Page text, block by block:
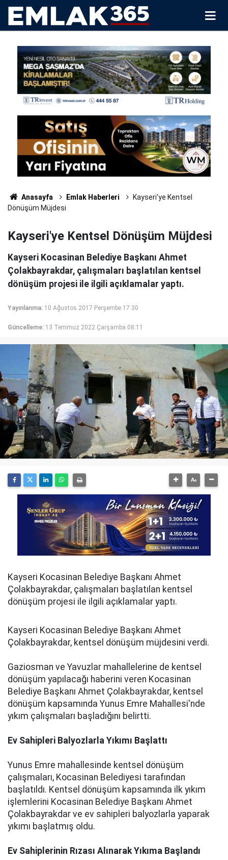
Anasayfa Emlak Haberleri
Kayseri'ye Kentsel
Dönüşüm Müjdesi
Kayseri'ye Kentsel Dönüşüm Müjdesi
Kayseri Kocasinan Belediye Başkanı Ahmet
Çolakbayrakdar, çalışmaları başlatılan kentsel
dönüşüm projesi ile ilgili açıklamalar yaptı.
Yayınlanma: 10 Ağustos 2017 Perşembe 17:30
Güncelleme: 13 Temmuz 2022 Çarşamba 08:11
Kayseri Kocasinan Belediye Başkanı Ahmet
Çolakbayrakdar, çalışmaları başlatılan kentsel
dönüşüm projesi ile ilgili açıklamalar yaptı.
Kayseri Kocasinan Belediye Başkanı Ahmet
Çolakbayrakdar, kentsel dönüşüm müjdesini verdi.
Gaziosman ve Yavuzlar mahallelerine de kentsel
dönüşüm yapılacağı haberini veren Kocasinan
Belediye Başkanı Ahmet Çolakbayrakdar, kentsel
dönüşüm kapsamında Yunus Emre Mahallesi'nde
yıkım çalışmaları başladığını belirtti.
Ev Sahipleri Balyozlarla Yıkımı Başlattı
Yunus Emre mahallesinde kentsel dönüşüm
çalışmaları, Kocasinan Belediyesi tarafından
başlatıldı. Kentsel dönüşüm kapsamında ilk yıkım
işlemlerini Kocasinan Belediye Başkanı Ahmet
Çolakbayrakdar ve ev sahipleri balyozlarla yaparak
yıkımı başlatmış oldu.
Ev Sahiplerinin Rızası Alınarak Yıkıma Başlandı